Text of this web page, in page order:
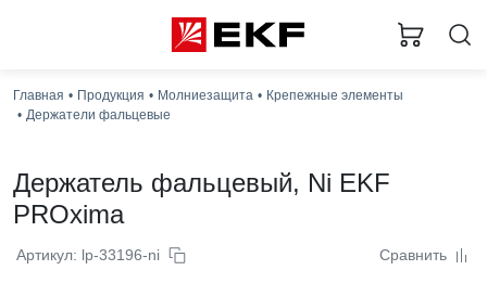
Главная Продукция Молниезащита
Крепежные элементы
Держатели фальцевые
Держатель фальцевый, Ni EKF
PROxima
Артикул: lp-33196-ni Сравнить